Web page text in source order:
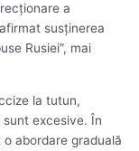
a
susţinerea
Rusiei”, mai
la tutun,
excesive. În
abordare graduală